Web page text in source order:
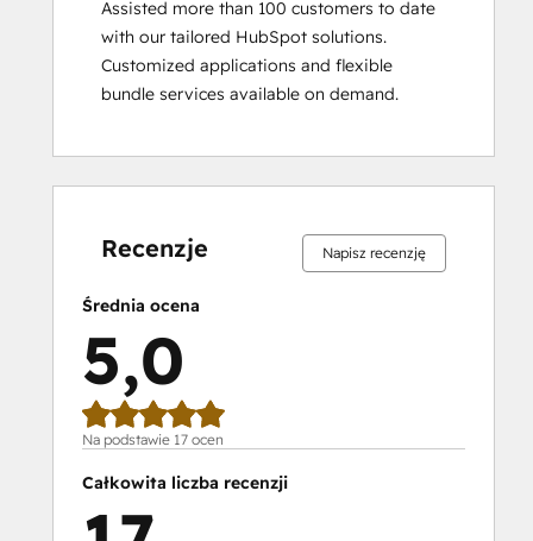
Social Media Marketing Certification
Course
Social Media Marketing Certification II
Assisted more than 100 customers to date
with our tailored HubSpot solutions.
Customized applications and flexible
bundle services available on demand.
Recenzje Napisz recenzję
Średnia ocena
5,0
Na podstawie 17 ocen
Całkowita liczba recenzji